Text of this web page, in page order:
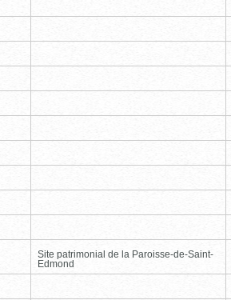
Site patrimonial de la Paroisse-de-Saint-
Edmond